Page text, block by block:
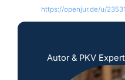
https://openjur.de/u/
Autor & PKV